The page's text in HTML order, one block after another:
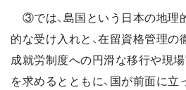
③では、島国という日本の地理
的な受け入れと、在留資格管理の
成就労制度への円滑な移行や現
を求めるとともに、国が前面に